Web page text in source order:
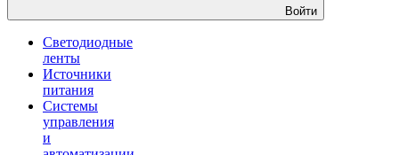
Войти
Светодиодные
ленты
Источники
питания
Системы
управления
и